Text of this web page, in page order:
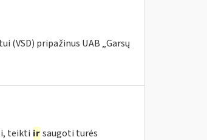
(VSD) pripažinus UAB „Garsų
teikti ir saugoti turės